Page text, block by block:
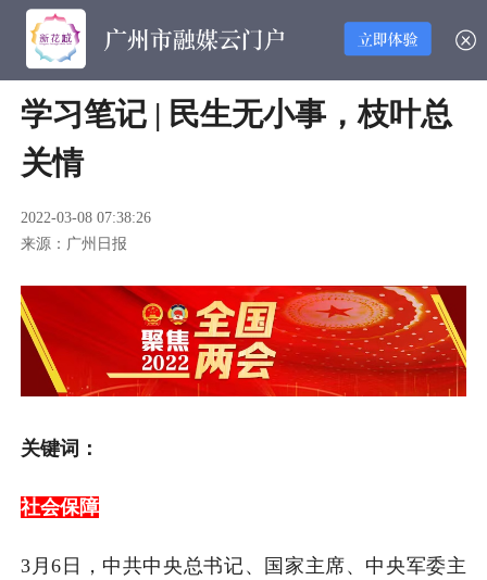
学习笔记 | 民生无小事，枝叶总
关情
2022-03-08 07:38:26
来源：广州日报
关键词：
社会保障
3月6日，中共中央总书记、国家主席、中央军委主